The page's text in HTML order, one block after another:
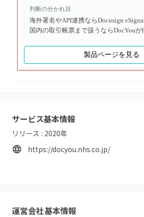
判断の分かれ目
海外署名やAPI連携ならDocusign
国内の取引帳票まで扱うならDocYouが
製品ページを見る
サービス基本情報
リリース : 2020年
https://docyou.nhs.co.jp/
運営会社基本情報